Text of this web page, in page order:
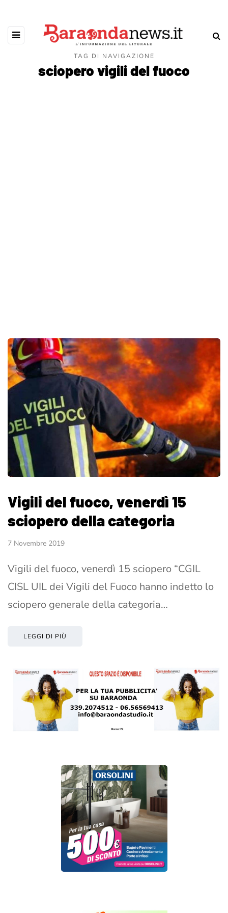
TAG DI NAVIGAZIONE
sciopero vigili del fuoco
Vigili del fuoco, venerdì 15
sciopero della categoria
7 Novembre 2019
Vigili del fuoco, venerdì 15 sciopero “CGIL
CISL UIL dei Vigili del Fuoco hanno indetto lo
sciopero generale della categoria…
LEGGI DI PIÙ